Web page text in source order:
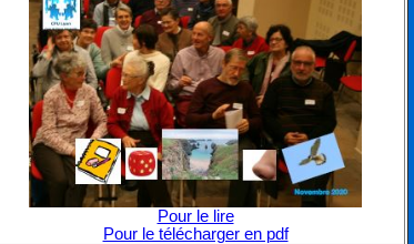
Pour le lire
Pour le télécharger en pdf